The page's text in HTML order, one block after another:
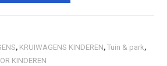
, KRUIWAGENS KINDEREN,Tuin & park,
KINDEREN